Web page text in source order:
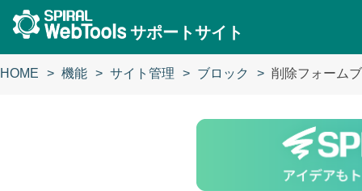
サポートサイト
HOME 機能 サイト管理 ブロック 削除フォーム